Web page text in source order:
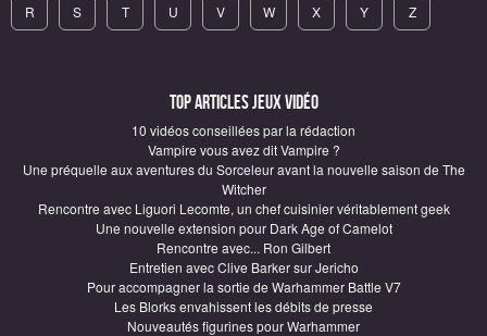
R S T U V W X Y Z
Top articles Jeux vidéo
10 vidéos conseillées par la rédaction
Vampire vous avez dit Vampire ?
Une préquelle aux aventures du Sorceleur avant la nouvelle saison de The
Witcher
Rencontre avec Liguori Lecomte, un chef cuisinier véritablement geek
Une nouvelle extension pour Dark Age of Camelot
Rencontre avec... Ron Gilbert
Entretien avec Clive Barker sur Jericho
Pour accompagner la sortie de Warhammer Battle V7
Les Blorks envahissent les débits de presse
Nouveautés figurines pour Warhammer